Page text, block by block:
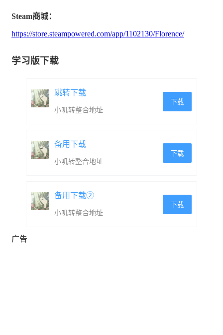
Steam商城：
https://store.steampowered.com/app/1102130/Florence/
学习版下载
跳转下载
小叽转整合地址
下载
备用下载
小叽转整合地址
下载
备用下载②
小叽转整合地址
下载
广告